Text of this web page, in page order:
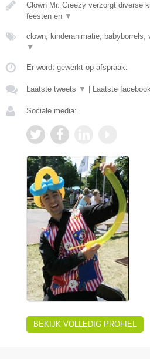
Clown Mr. Creezy verzorgt diverse
feesten en ▼
clown, kinderanimatie, babyborrels,
▼
Er wordt gewerkt op afspraak.
Laatste tweets ▼ Laatste
Sociale media:
BEKIJK VOLLEDIG PROFIEL